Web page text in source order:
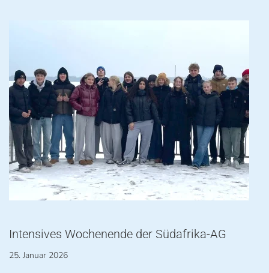
Intensives Wochenende der Südafrika-AG
25. Januar 2026